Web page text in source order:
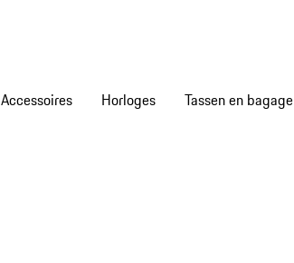
Accessoires Horloges Tassen en bagage